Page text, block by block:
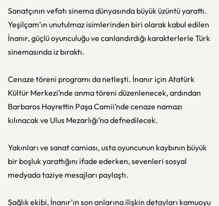
Sanatçının vefatı sinema dünyasında büyük üzüntü yarattı.
Yeşilçam’ın unutulmaz isimlerinden biri olarak kabul edilen
İnanır, güçlü oyunculuğu ve canlandırdığı karakterlerle Türk
sinemasında iz bıraktı.
Cenaze töreni programı da netleşti. İnanır için Atatürk
Kültür Merkezi’nde anma töreni düzenlenecek, ardından
Barbaros Hayrettin Paşa Camii’nde cenaze namazı
kılınacak ve Ulus Mezarlığı’na defnedilecek.
Yakınları ve sanat camiası, usta oyuncunun kaybının büyük
bir boşluk yarattığını ifade ederken, sevenleri sosyal
medyada taziye mesajları paylaştı.
Sağlık ekibi, İnanır’ın son anlarına ilişkin detayları kamuoyu